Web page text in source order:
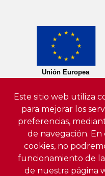
Este sitio web utiliza
para mejorar los
preferencias,
de navegación. En
cookies, no
funcionamiento de
de nuestra página